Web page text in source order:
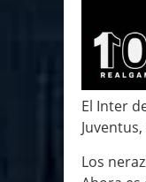
El Inter
Los